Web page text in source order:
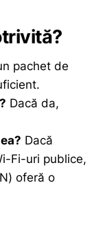
pachet de
Dacă da,
Dacă
Fi-uri publice,
oferă o